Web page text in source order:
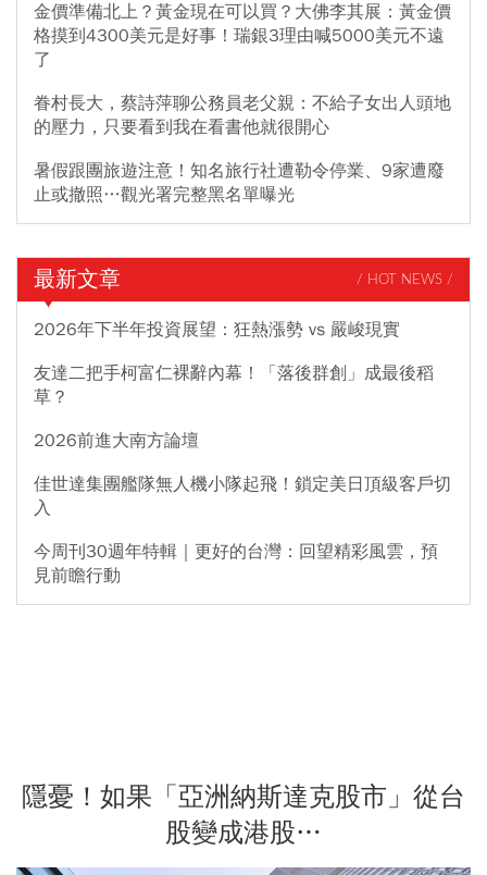
金價準備北上？黃金現在可以買？大佛李其展：黃金價
格摸到4300美元是好事！瑞銀3理由喊5000美元不遠
了
眷村長大，蔡詩萍聊公務員老父親：不給子女出人頭地
的壓力，只要看到我在看書他就很開心
暑假跟團旅遊注意！知名旅行社遭勒令停業、9家遭廢
止或撤照…觀光署完整黑名單曝光
最新文章 / HOT NEWS /
2026年下半年投資展望：狂熱漲勢 vs 嚴峻現實
友達二把手柯富仁裸辭內幕！「落後群創」成最後稻
草？
2026前進大南方論壇
佳世達集團艦隊無人機小隊起飛！鎖定美日頂級客戶切
入
今周刊30週年特輯｜更好的台灣：回望精彩風雲，預
見前瞻行動
隱憂！如果「亞洲納斯達克股市」從台
股變成港股…